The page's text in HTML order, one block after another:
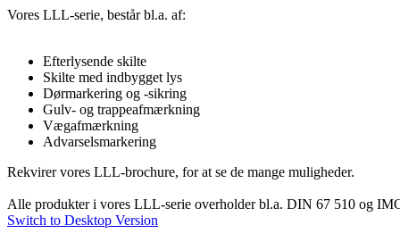
Vores LLL-serie, består bl.a. af:
Efterlysende skilte
Skilte med indbygget lys
Dørmarkering og -sikring
Gulv- og trappeafmærkning
Vægafmærkning
Advarselsmarkering
Rekvirer vores LLL-brochure, for at se de mange muligheder.
Alle produkter i vores LLL-serie overholder bl.a. DIN 67 510 og
Switch to Desktop Version